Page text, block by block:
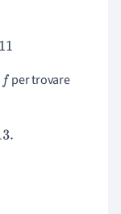
f per trovare